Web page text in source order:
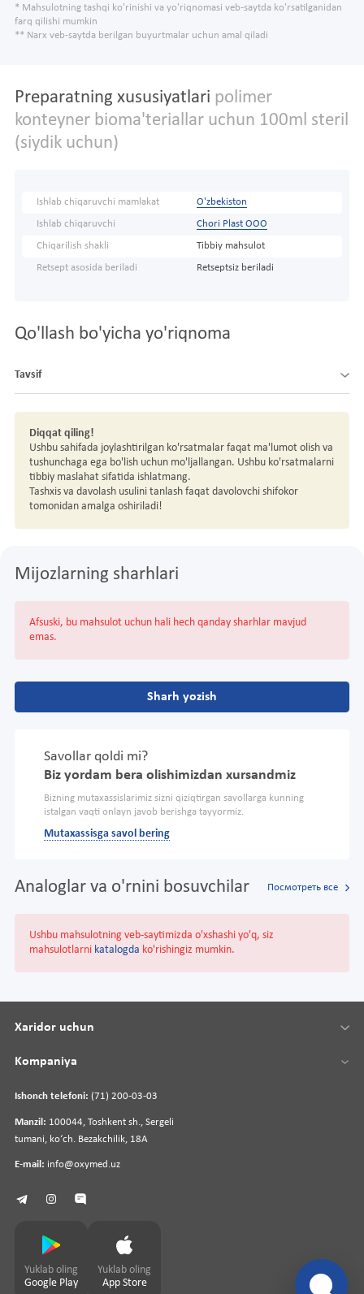
* Mahsulotning tashqi ko'rinishi va yo'riqnomasi veb-saytda ko'rsatilganidan
farq qilishi mumkin
** Narx veb-saytda berilgan buyurtmalar uchun amal qiladi
Preparatning xususiyatlari polimer
konteyner bioma'teriallar uchun 100ml steril
(siydik uchun)
Ishlab chiqaruvchi mamlakat O'zbekiston
Ishlab chiqaruvchi Chori Plast OOO
Chiqarilish shakli Tibbiy mahsulot
Retsept asosida beriladi Retseptsiz beriladi
Qo'llash bo'yicha yo'riqnoma
Tavsif
Diqqat qiling!
Ushbu sahifada joylashtirilgan ko'rsatmalar faqat ma'lumot olish va
tushunchaga ega bo'lish uchun mo'ljallangan. Ushbu ko'rsatmalarni
tibbiy maslahat sifatida ishlatmang.
Tashxis va davolash usulini tanlash faqat davolovchi shifokor
tomonidan amalga oshiriladi!
Mijozlarning sharhlari
Afsuski, bu mahsulot uchun hali hech qanday sharhlar mavjud
emas.
Sharh yozish
Savollar qoldi mi?
Biz yordam bera olishimizdan xursandmiz
Bizning mutaxassislarimiz sizni qiziqtirgan savollarga kunning
istalgan vaqti onlayn javob berishga tayyormiz.
Mutaxassisga savol bering
Analoglar va o'rnini bosuvchilar Посмотреть все
Ushbu mahsulotning veb-saytimizda o'xshashi yo'q, siz
mahsulotlarni katalogda ko'rishingiz mumkin.
Ishonch telefoni: (71) 200-03-03
Manzil: 100044, Toshkent sh., Sergeli
tumani, koʻch. Bezakchilik, 18A
E-mail: info@oxymed.uz
Xaridor uchun
Kompaniya
Yuklab oling
Google Play
Yuklab oling
App Store